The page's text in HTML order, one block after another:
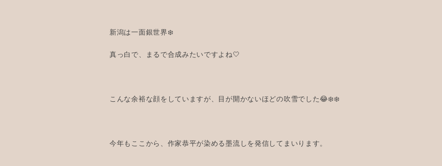
新潟は一面銀世界❄️
真っ白で、まるで合成みたいですよね🤍
こんな余裕な顔をしていますが、目が開かないほどの吹雪でした😂❄️❄️
今年もここから、作家恭平が染める墨流しを発信してまいります。